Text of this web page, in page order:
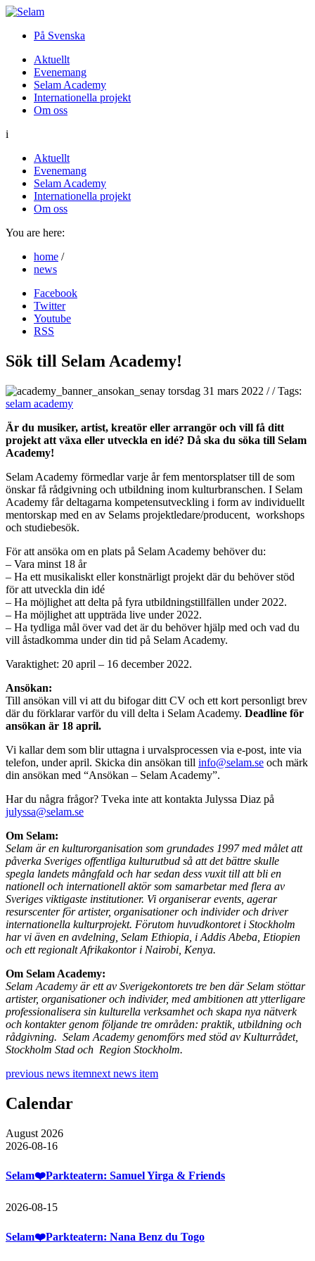
På Svenska
Aktuellt
Evenemang
Selam Academy
Internationella projekt
Om oss
i
Aktuellt
Evenemang
Selam Academy
Internationella projekt
Om oss
You are here:
home /
news
Facebook
Twitter
Youtube
RSS
Sök till Selam Academy!
torsdag 31 mars 2022 //Tags:
selam academy
Är du musiker, artist, kreatör eller arrangör och vill få ditt
projekt att växa eller utveckla en idé? Då ska du söka till Selam
Academy!
Selam Academy förmedlar varje år fem mentorsplatser till de som
önskar få rådgivning och utbildning inom kulturbranschen. I Selam
Academy får deltagarna kompetensutveckling i form av individuellt
mentorskap med en av Selams projektledare/producent, workshops
och studiebesök.
För att ansöka om en plats på Selam Academy behöver du:
– Vara minst 18 år
– Ha ett musikaliskt eller konstnärligt projekt där du behöver stöd
för att utveckla din idé
– Ha möjlighet att delta på fyra utbildningstillfällen under 2022.
– Ha möjlighet att uppträda live under 2022.
– Ha tydliga mål över vad det är du behöver hjälp med och vad du
vill åstadkomma under din tid på Selam Academy.
Varaktighet: 20 april – 16 december 2022.
Ansökan:
Till ansökan vill vi att du bifogar ditt CV och ett kort personligt brev
där du förklarar varför du vill delta i Selam Academy. Deadline för
ansökan är 18 april.
Vi kallar dem som blir uttagna i urvalsprocessen via e-post, inte via
telefon, under april. Skicka din ansökan till info@selam.se och märk
din ansökan med “Ansökan – Selam Academy”.
Har du några frågor? Tveka inte att kontakta Julyssa Diaz på
julyssa@selam.se
Om Selam:
Selam är en kulturorganisation som grundades 1997 med målet att
påverka Sveriges offentliga kulturutbud så att det bättre skulle
spegla landets mångfald och har sedan dess vuxit till att bli en
nationell och internationell aktör som samarbetar med flera av
Sveriges viktigaste institutioner. Vi organiserar events, agerar
resurscenter för artister, organisationer och individer och driver
internationella kulturprojekt. Förutom huvudkontoret i Stockholm
har vi även en avdelning, Selam Ethiopia, i Addis Abeba, Etiopien
och ett regionalt Afrikakontor i Nairobi, Kenya.
Om Selam Academy:
Selam Academy är ett av Sverigekontorets tre ben där Selam stöttar
artister, organisationer och individer, med ambitionen att ytterligare
professionalisera sin kulturella verksamhet och skapa nya nätverk
och kontakter genom följande tre områden: praktik, utbildning och
rådgivning. Selam Academy genomförs med stöd av Kulturrådet,
Stockholm Stad och Region Stockholm.
previous news itemnext news item
Calendar
August 2026
2026-08-16
Selam❤️Parkteatern: Samuel Yirga & Friends
2026-08-15
Selam❤️Parkteatern: Nana Benz du Togo